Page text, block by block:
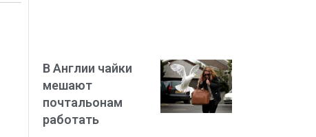
В Англии чайки
мешают
почтальонам
работать